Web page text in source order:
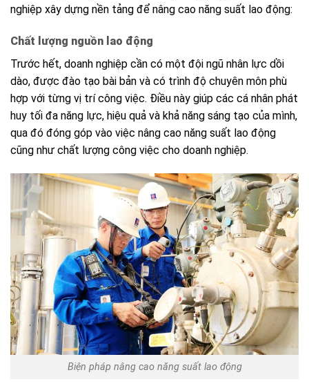
nghiệp xây dựng nền tảng để nâng cao năng suất lao động:
Chất lượng nguồn lao động
Trước hết, doanh nghiệp cần có một đội ngũ nhân lực dồi
dào, được đào tạo bài bản và có trình độ chuyên môn phù
hợp với từng vị trí công việc. Điều này giúp các cá nhân phát
huy tối đa năng lực, hiệu quả và khả năng sáng tạo của mình,
qua đó đóng góp vào việc nâng cao năng suất lao động
cũng như chất lượng công việc cho doanh nghiệp.
Biện pháp nâng cao năng suất lao động